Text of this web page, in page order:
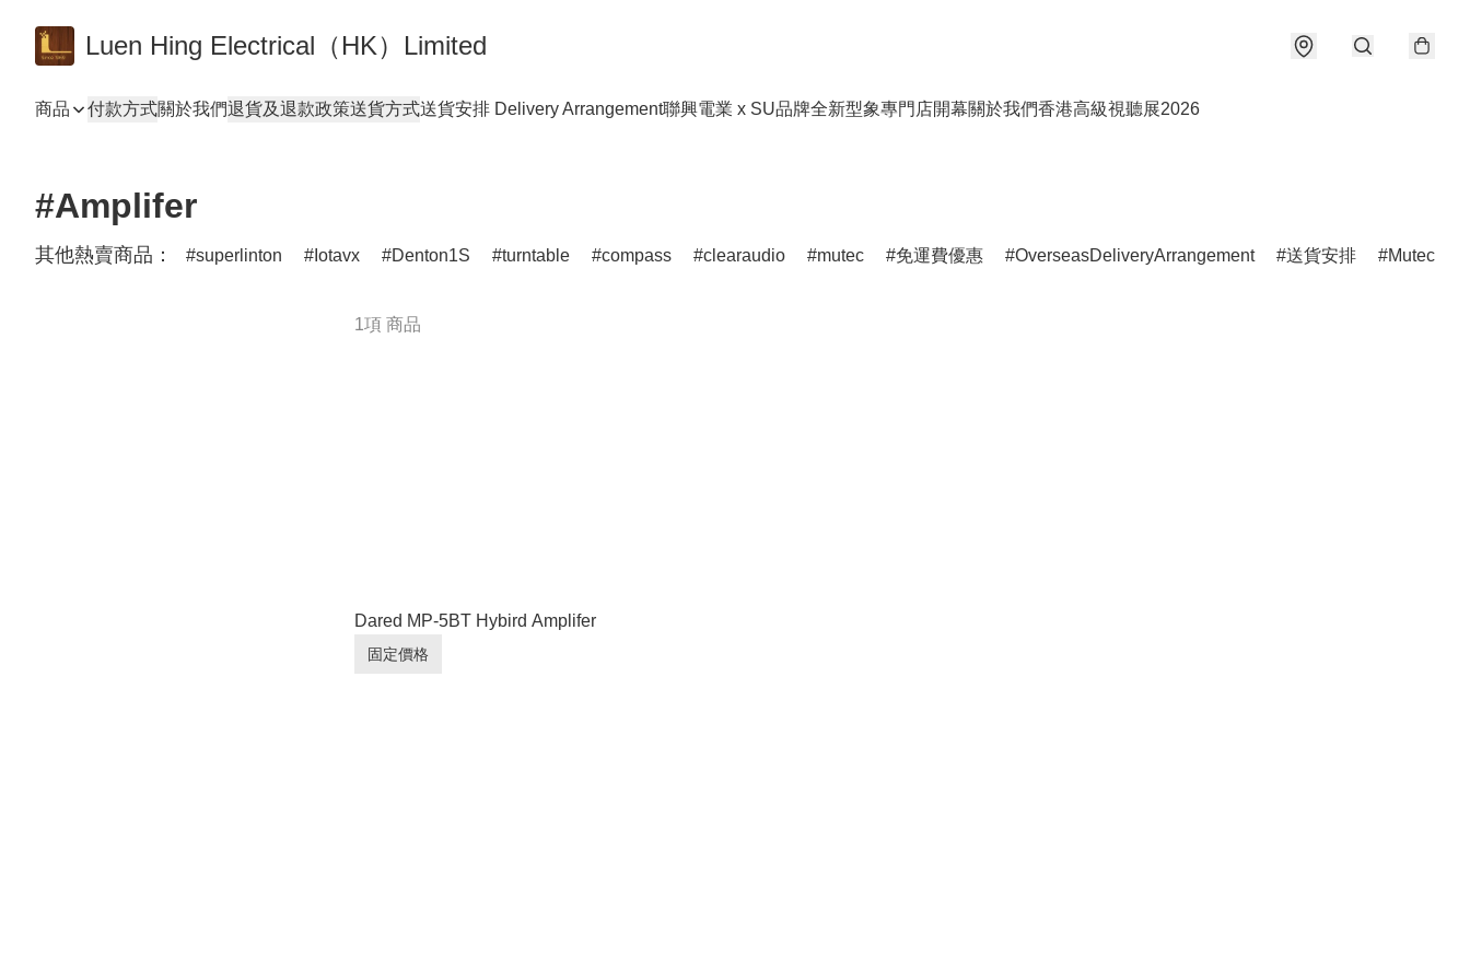
Luen Hing Electrical（HK）Limited
商品 付款方式關於我們退貨及退款政策送貨方式送貨安排 Delivery Arrangement聯興電業 x SU品牌全新型象專門店開幕關於我們香港高級視聽展2026
#Amplifer
其他熱賣商品： superlinton Iotavx Denton1S turntable compass clearaudio mutec 免運費優惠 OverseasDeliveryArrangement 送貨安排 Mutec
1項 商品
Dared MP-5BT Hybird Amplifer
固定價格